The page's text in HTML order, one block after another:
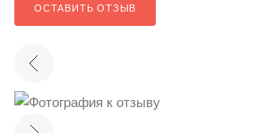
ОСТАВИТЬ ОТЗЫВ